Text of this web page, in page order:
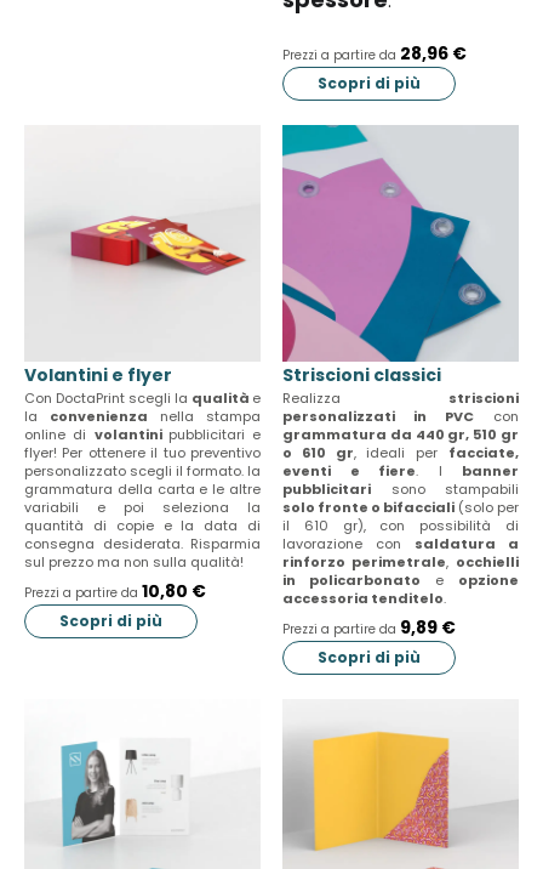
e
y
t
o
s
k
i
p
l
Prezzi a partire da 28,96 €
Scopri di più
Volantini e flyer
Con DoctaPrint scegli la qualità e
la convenienza nella stampa
online di volantini pubblicitari e
flyer! Per ottenere il tuo preventivo
personalizzato scegli il formato. la
grammatura della carta e le altre
variabili e poi seleziona la
quantità di copie e la data di
consegna desiderata. Risparmia
sul prezzo ma non sulla qualità!
Prezzi a partire da 10,80 €
Scopri di più
Striscioni classici
Realizza striscioni
personalizzati in PVC con
grammatura da 440 gr, 510 gr
o 610 gr, ideali per facciate,
eventi e fiere. I banner
pubblicitari sono stampabili
solo fronte o bifacciali (solo per
il 610 gr), con possibilità di
lavorazione con saldatura a
rinforzo perimetrale, occhielli
in policarbonato e opzione
accessoria tenditelo.
Prezzi a partire da 9,89 €
Scopri di più